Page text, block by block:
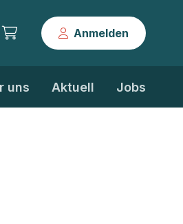
Anmelden
uns Aktuell Jobs